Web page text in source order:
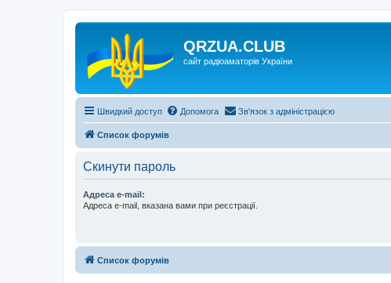
QRZUA.CLUB
сайт радіоаматорів України
Швидкий доступ Допомога Зв'язок з адміністрацією
Список форумів
Скинути пароль
Адреса e-mail:
Адреса e-mail, вказана вами при реєстрації.
Список форумів